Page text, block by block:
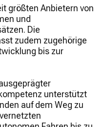
größten Anbietern von
und
Die
zudem zugehörige
bis zur
unterstützt
auf dem Weg zu